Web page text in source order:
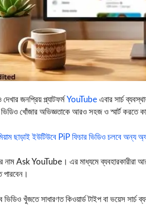
জনপ্রিয় প্ল্যাটফর্ম YouTube এবার সার্চ
খোঁজার অভিজ্ঞতাকে আরও সহজ ও স্মার্ট করতে
ছাড়াই ইউটিউবে PiP ফিচার ভিডিও চলবে অন্য
নাম Ask YouTube । এর মাধ্যমে ব্যবহারকারীরা
পারবেন।
ভিডিও খুঁজতে সাধারণত কিওয়ার্ড টাইপ বা ভয়েস